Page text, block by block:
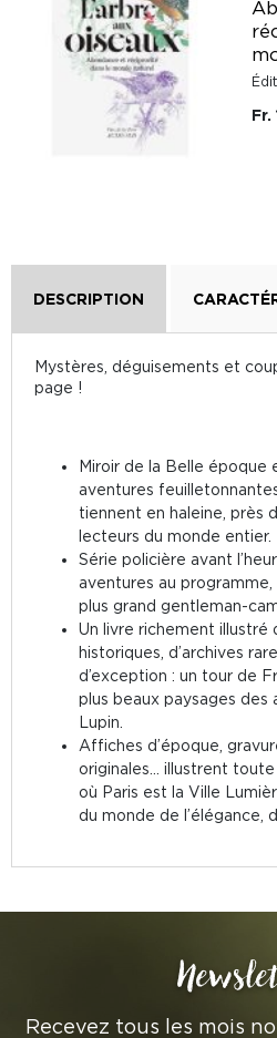
Fr.
DESCRIPTION
Mystères, déguisements et
page !
Miroir de la Belle époque
aventures
tiennent en haleine, près
lecteurs du monde entier.
Série policière avant
aventures au
plus grand gentleman-
Un livre richement illustré
historiques, d’archives
d’exception : un tour de
plus beaux paysages des
Lupin.
Affiches d’époque,
originales... illustrent
où Paris est la Ville
du monde de l’élégance,
Recevez tous les mois